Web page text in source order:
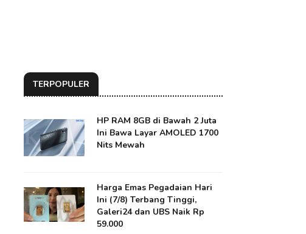
TERPOPULER
HP RAM 8GB di Bawah 2 Juta
Ini Bawa Layar AMOLED 1700
Nits Mewah
Harga Emas Pegadaian Hari
Ini (7/8) Terbang Tinggi,
Galeri24 dan UBS Naik Rp
59.000